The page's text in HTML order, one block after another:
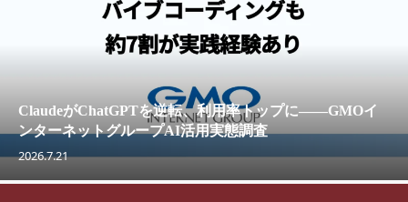
ClaudeがChatGPTを逆転、利用率トップに——GMOイ
ンターネットグループAI活用実態調査
2026.7.21